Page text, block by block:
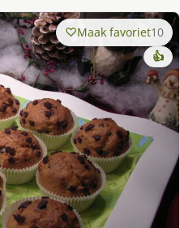
Maak favoriet10
👍